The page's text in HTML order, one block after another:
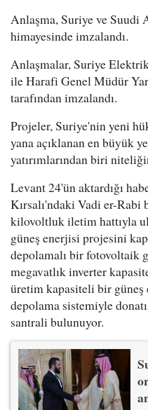
Anlaşma, Suriye ve Suudi
himayesinde imzalandı.
Anlaşmalar, Suriye
ile Harafi Genel Müdür
tarafından imzalandı.
Projeler, Suriye'nin yeni
yana açıklanan en büyük
yatırımlarından biri
Levant 24'ün aktardığı
Kırsalı'ndaki Vadi er-
kilovoltluk iletim hattıyla
güneş enerjisi projesini
depolamalı bir fotovoltaik
megavatlık inverter
üretim kapasiteli bir güneş
depolama sistemiyle
santrali bulunuyor.